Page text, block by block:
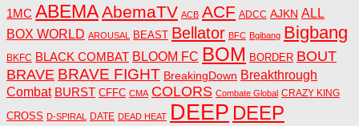
1MC ABEMAAbemaTV ACB ACF ADCC AJKN ALL
BOX WORLD AROUSAL BEAST Bellator BFC Bgibang Bigbang
BKFC BLACK COMBAT BLOOM FC BOM BORDER BOUT
BRAVE BRAVE FIGHT BreakingDown Breakthrough
Combat BURST CFFC CMA COLORS Combate Global CRAZY KING
CROSS D-SPIRAL DATE DEAD HEAT DEEP DEEP